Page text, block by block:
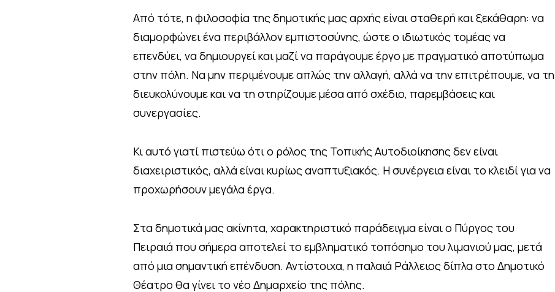
Από τότε, η φιλοσοφία της δημοτικής μας αρχής είναι σταθερή και ξεκάθαρη: να
διαμορφώνει ένα περιβάλλον εμπιστοσύνης, ώστε ο ιδιωτικός τομέας να
επενδύει, να δημιουργεί και μαζί να παράγουμε έργο με πραγματικό αποτύπωμα
στην πόλη. Να μην περιμένουμε απλώς την αλλαγή, αλλά να την επιτρέπουμε, να τη
διευκολύνουμε και να τη στηρίζουμε μέσα από σχέδιο, παρεμβάσεις και
συνεργασίες.
Κι αυτό γιατί πιστεύω ότι ο ρόλος της Τοπικής Αυτοδιοίκησης δεν είναι
διαχειριστικός, αλλά είναι κυρίως αναπτυξιακός. Η συνέργεια είναι το κλειδί για να
προχωρήσουν μεγάλα έργα.
Στα δημοτικά μας ακίνητα, χαρακτηριστικό παράδειγμα είναι ο Πύργος του
Πειραιά που σήμερα αποτελεί το εμβληματικό τοπόσημο του λιμανιού μας, μετά
από μια σημαντική επένδυση. Αντίστοιχα, η παλαιά Ράλλειος δίπλα στο Δημοτικό
Θέατρο θα γίνει το νέο Δημαρχείο της πόλης.